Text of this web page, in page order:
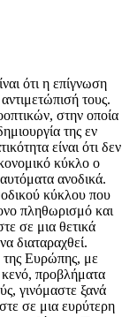
ότι η επίγνωση
τους.
στην οποία
της εν
είναι ότι δεν
κύκλο ο
ανοδικά.
κύκλου που
πληθωρισμό και
σε μια θετικά
διαταραχθεί.
της Ευρώπης, με
προβλήματα
γινόμαστε ξανά
σε μια ευρύτερη